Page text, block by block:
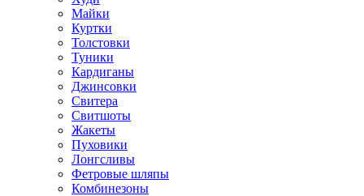
Майки
Куртки
Толстовки
Туники
Кардиганы
Джинсовки
Свитера
Свитшоты
Жакеты
Пуховики
Лонгсливы
Фетровые шляпы
Комбинезоны